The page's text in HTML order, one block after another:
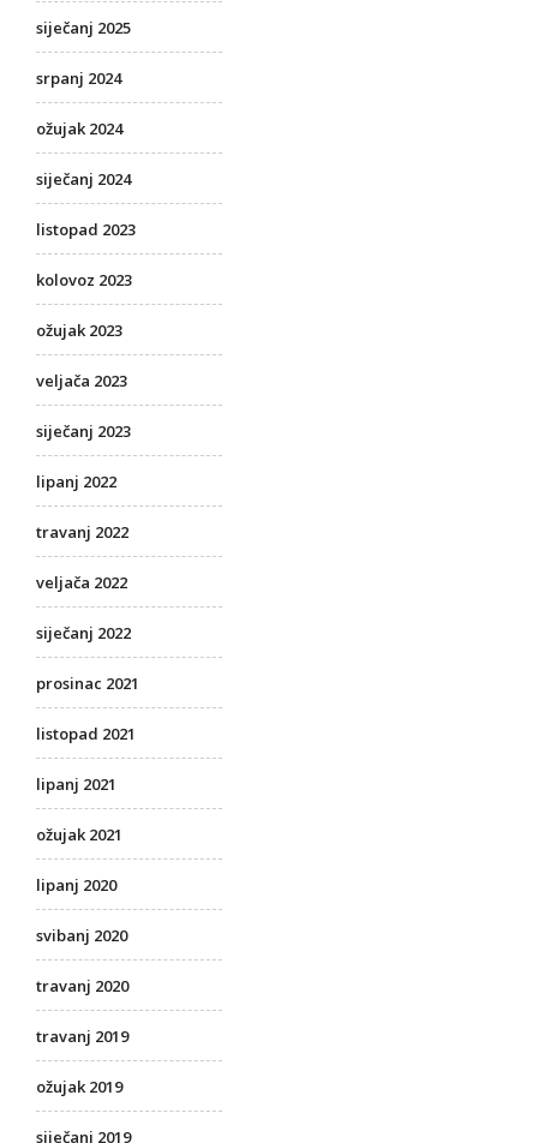
siječanj 2025
srpanj 2024
ožujak 2024
siječanj 2024
listopad 2023
kolovoz 2023
ožujak 2023
veljača 2023
siječanj 2023
lipanj 2022
travanj 2022
veljača 2022
siječanj 2022
prosinac 2021
listopad 2021
lipanj 2021
ožujak 2021
lipanj 2020
svibanj 2020
travanj 2020
travanj 2019
ožujak 2019
siječanj 2019